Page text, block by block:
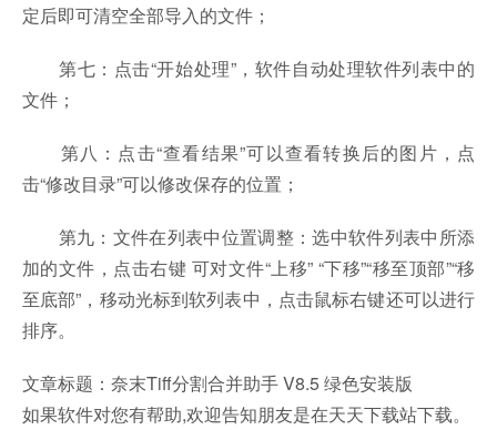
定后即可清空全部导入的文件；
第七：点击“开始处理”，软件自动处理软件列表中的
文件；
第八：点击“查看结果”可以查看转换后的图片，点
击“修改目录”可以修改保存的位置；
第九：文件在列表中位置调整：选中软件列表中所添
加的文件，点击右键 可对文件“上移” “下移”“移至顶部”“移
至底部”，移动光标到软列表中，点击鼠标右键还可以进行
排序。
文章标题：奈末Tiff分割合并助手 V8.5 绿色安装版
如果软件对您有帮助,欢迎告知朋友是在天天下载站下载。